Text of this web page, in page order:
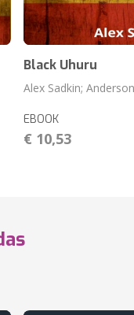
Black Uhuru
Alex Sadkin;
EBOOK
€ 10,53